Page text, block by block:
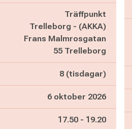
Träffpunkt
Trelleborg - (AKKA)
Frans Malmrosgatan
55 Trelleborg
8 (tisdagar)
6 oktober 2026
Pågår mellan
17.50 - och
19.20